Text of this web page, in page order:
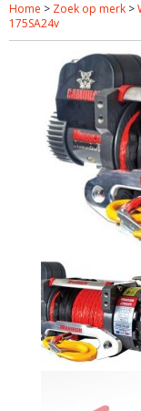
Home > Zoek op merk >
175SA24v